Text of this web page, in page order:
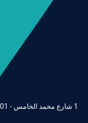
1 شارع محمد الخامس - 1001 تونس